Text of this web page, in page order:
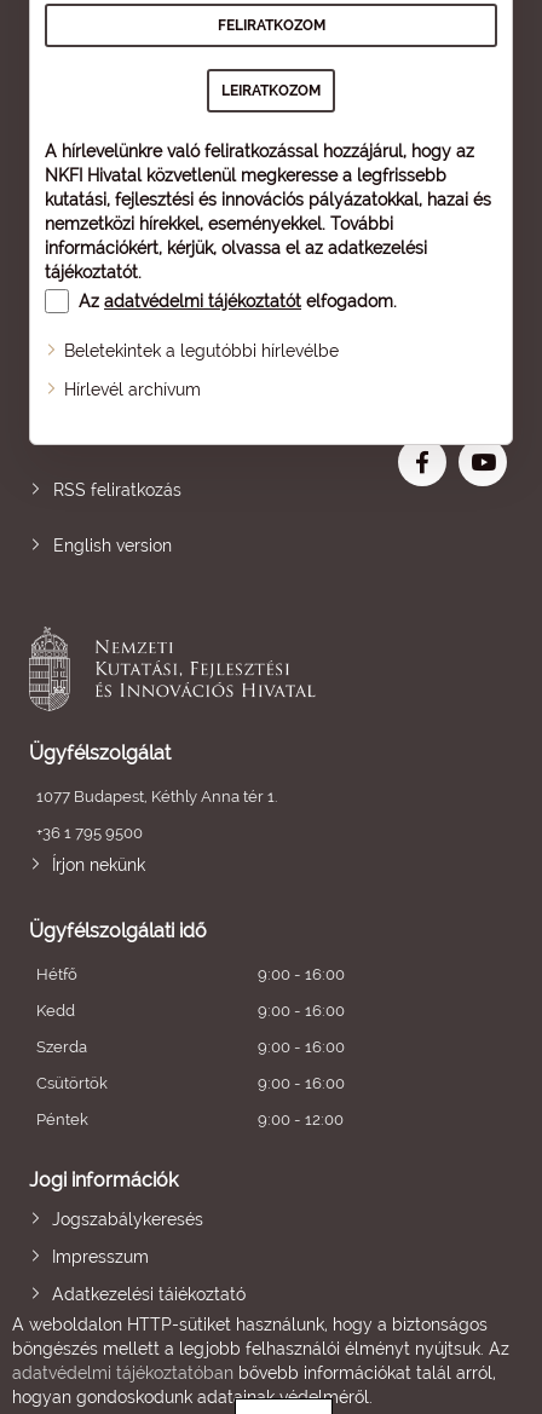
A hírlevelünkre való feliratkozással hozzájárul, hogy az
NKFI Hivatal közvetlenül megkeresse a legfrissebb
kutatási, fejlesztési és innovációs pályázatokkal, hazai és
nemzetközi hírekkel, eseményekkel. További
információkért, kérjük, olvassa el az adatkezelési
tájékoztatót.
Az adatvédelmi tájékoztatót elfogadom.
Beletekintek a legutóbbi hírlevélbe
Hírlevél archívum
Oldaltérkép
RSS feliratkozás
English version
Ügyfélszolgálat
1077 Budapest, Kéthly Anna tér 1.
+36 1 795 9500
Írjon nekünk
Ügyfélszolgálati idő
Hétfő
9:00 - 16:00
Kedd
9:00 - 16:00
Szerda
9:00 - 16:00
Csütörtök
9:00 - 16:00
Péntek
9:00 - 12:00
Jogi információk
Jogszabálykeresés
Impresszum
Adatkezelési tájékoztató
A weboldalon HTTP-sütiket használunk, hogy a biztonságos
böngészés mellett a legjobb felhasználói élményt nyújtsuk. Az
adatvédelmi tájékoztatóban bővebb információkat talál arról,
hogyan gondoskodunk adatainak védelméről.